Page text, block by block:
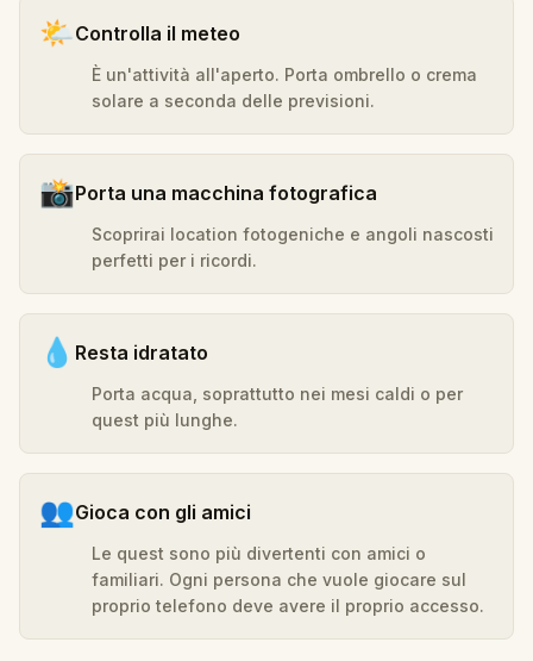
🌤️Controlla il meteo
È un'attività all'aperto. Porta ombrello o crema
solare a seconda delle previsioni.
📸Porta una macchina fotografica
Scoprirai location fotogeniche e angoli nascosti
perfetti per i ricordi.
💧 Resta idratato
Porta acqua, soprattutto nei mesi caldi o per
quest più lunghe.
👥Gioca con gli amici
Le quest sono più divertenti con amici o
familiari. Ogni persona che vuole giocare sul
proprio telefono deve avere il proprio accesso.